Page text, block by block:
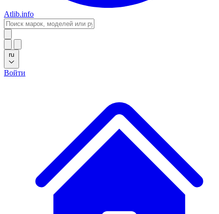
Atlib.info
ru
Войти